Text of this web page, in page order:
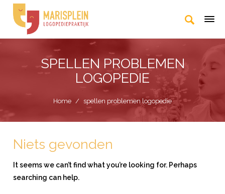
SPELLEN PROBLEMEN
LOGOPEDIE
Home / spellen problemen logopedie
Niets gevonden
It seems we can’t find what you’re looking for. Perhaps
searching can help.